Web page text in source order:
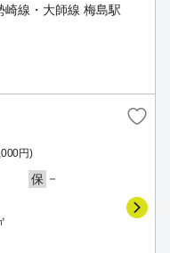
崎線・大師線 梅島駅
円)
保 －